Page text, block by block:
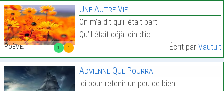
1 1
Poème:
Une Autre Vie
On m’a dit qu’il était parti
Qu’il était déjà loin d’ici…
Écrit par Vautuit
Advienne Que Pourra
Ici pour retenir un peu de bien